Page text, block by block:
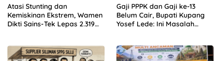
Atasi Stunting dan
Kemiskinan Ekstrem, Wamen
Dikti Sains-Tek Lepas 2.319
Gaji PPPK dan Gaji ke-13
Belum Cair, Bupati Kupang
Yosef Lede: Ini Masalah